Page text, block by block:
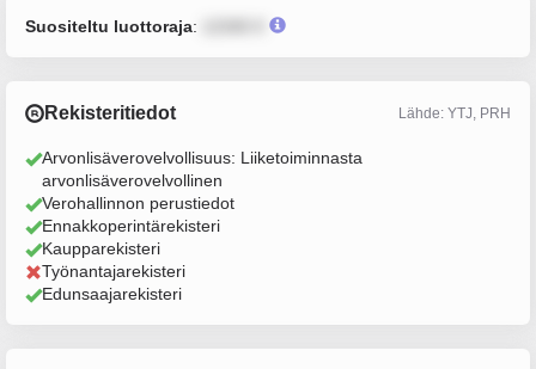
Suositeltu luottoraja:
Rekisteritiedot Lähde: YTJ, PRH
Arvonlisäverovelvollisuus: Liiketoiminnasta
arvonlisäverovelvollinen
Verohallinnon perustiedot
Ennakkoperintärekisteri
Kaupparekisteri
Työnantajarekisteri
Edunsaajarekisteri